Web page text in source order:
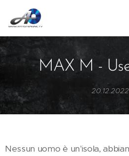
MAX M -
20.12.2022
Nessun uomo è un'isola,